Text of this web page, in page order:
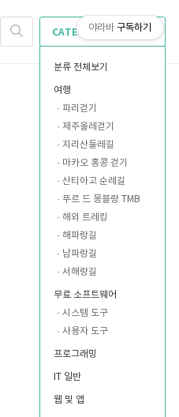
CATEGORY
분류 전체보기
여행
파리걷기
제주올레걷기
지리산둘레길
마카오 홍콩 걷기
산티아고 순례길
뚜르 드 몽블랑 TMB
해외 트레킹
해파랑길
남파랑길
서해랑길
무료 소프트웨어
시스템 도구
사용자 도구
프로그래밍
IT 일반
웹 및 앱
야라바 구독하기